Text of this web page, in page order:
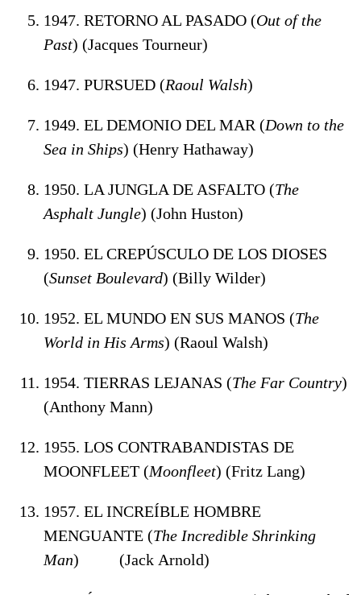
1947. RETORNO AL PASADO (Out of the
Past) (Jacques Tourneur)
1947. PURSUED (Raoul Walsh)
1949. EL DEMONIO DEL MAR (Down to the
Sea in Ships) (Henry Hathaway)
1950. LA JUNGLA DE ASFALTO (The
Asphalt Jungle) (John Huston)
1950. EL CREPÚSCULO DE LOS DIOSES
(Sunset Boulevard) (Billy Wilder)
1952. EL MUNDO EN SUS MANOS (The
World in His Arms) (Raoul Walsh)
1954. TIERRAS LEJANAS (The Far Country)
(Anthony Mann)
1955. LOS CONTRABANDISTAS DE
MOONFLEET (Moonfleet) (Fritz Lang)
1957. EL INCREÍBLE HOMBRE
MENGUANTE (The Incredible Shrinking
Man) (Jack Arnold)